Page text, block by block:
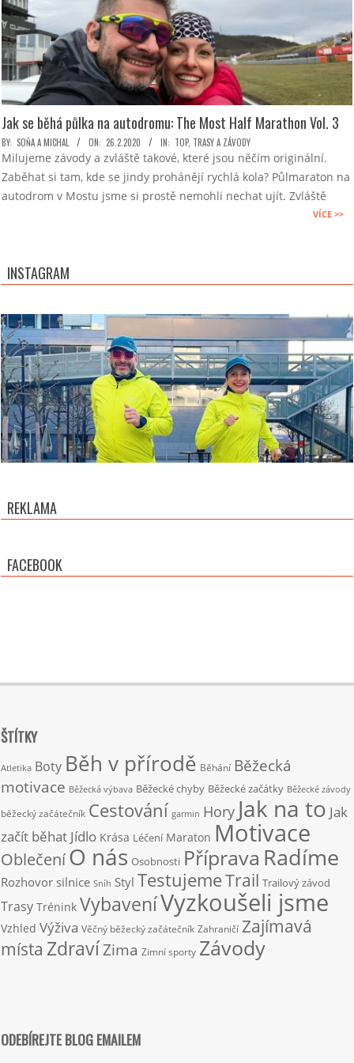
Jak se běhá půlka na autodromu: The Most Half Marathon Vol. 3
2020-
02-
26
BY: SOŇA A MICHAL ON: 26.2.2020 IN: TOP, TRASY A ZÁVODY
Milujeme závody a zvláště takové, které jsou něčím originální.
Zaběhat si tam, kde se jindy prohánějí rychlá kola? Půlmaraton na
autodrom v Mostu jsme si prostě nemohli nechat ujít. Zvláště
VÍCE >>
INSTAGRAM
REKLAMA
FACEBOOK
ŠTÍTKY
Atletika Boty Běh v přírodě Běhání Běžecká
motivace Běžecká výbava Běžecké chyby Běžecké začátky Běžecké závody
běžecký začátečník Cestování garmin Hory Jak na to Jak
začít běhat Jídlo Krása Léčení Maraton Motivace
OblečeníO nás Osobnosti Příprava Radíme
Rozhovor silnice Sníh Styl TestujemeTrail Trailový závod
Trasy Trénink VybaveníVyzkoušeli jsme
Vzhled Výživa Věčný běžecký začátečník Zahraničí Zajímavá
místa ZdravíZima Zimní sporty Závody
ODEBÍREJTE BLOG EMAILEM